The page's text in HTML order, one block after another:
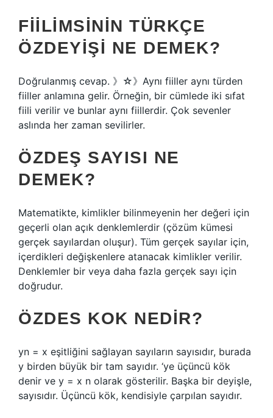
FIILIMSININ TÜRKÇE
ÖZDEYIŞI NE DEMEK?
Doğrulanmış cevap. 》☆》Aynı fiiller aynı türden
fiiller anlamına gelir. Örneğin, bir cümlede iki sıfat
fiili verilir ve bunlar aynı fiillerdir. Çok sevenler
aslında her zaman sevilirler.
ÖZDEŞ SAYISI NE
DEMEK?
Matematikte, kimlikler bilinmeyenin her değeri için
geçerli olan açık denklemlerdir (çözüm kümesi
gerçek sayılardan oluşur). Tüm gerçek sayılar için,
içerdikleri değişkenlere atanacak kimlikler verilir.
Denklemler bir veya daha fazla gerçek sayı için
doğrudur.
ÖZDES KOK NEDIR?
yn = x eşitliğini sağlayan sayıların sayısıdır, burada
y birden büyük bir tam sayıdır. ‘ye üçüncü kök
denir ve y = x n olarak gösterilir. Başka bir deyişle,
sayısıdır. Üçüncü kök, kendisiyle çarpılan sayıdır.